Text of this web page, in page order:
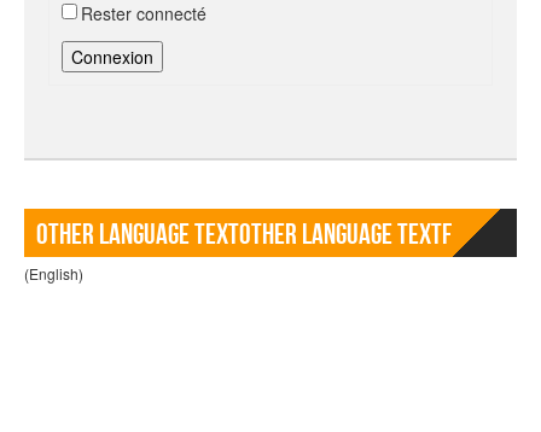
Rester connecté
Connexion
Other language TextOther language Textf
(English)